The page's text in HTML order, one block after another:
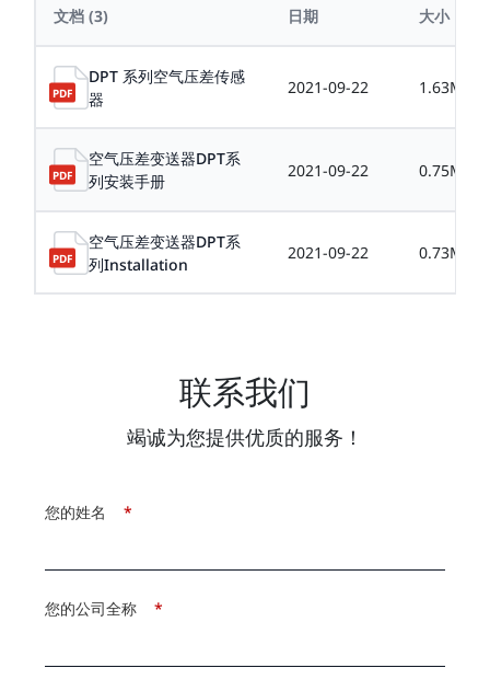
文档 (3) 日期 大小
DPT 系列空气压差传感
器
2021-09-22 1.63MB
空气压差变送器DPT系
列安装手册
2021-09-22 0.75MB
空气压差变送器DPT系
列Installation
2021-09-22 0.73MB
联系我们
竭诚为您提供优质的服务！
*
您的姓名
*
您的公司全称